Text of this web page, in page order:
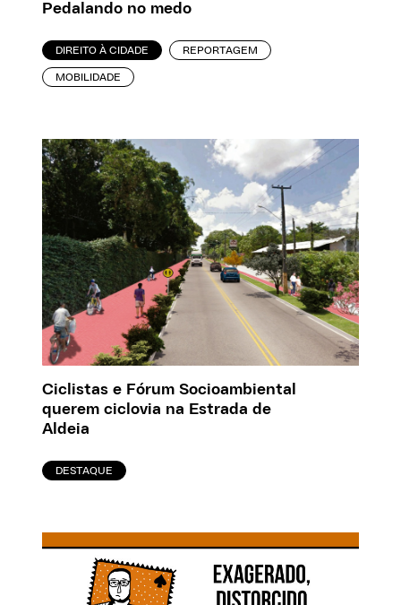
Pedalando no medo
DIREITO À CIDADE REPORTAGEM
MOBILIDADE
Ciclistas e Fórum Socioambiental
querem ciclovia na Estrada de
Aldeia
DESTAQUE